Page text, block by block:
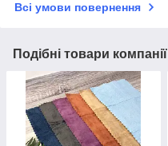
Всі умови повернення
Подібні товари компанії